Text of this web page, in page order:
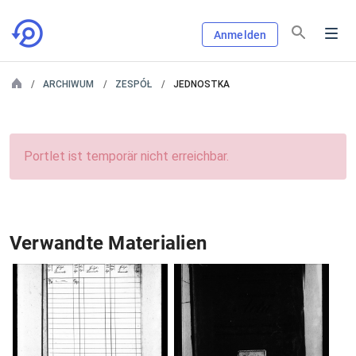
Anmelden
ARCHIWUM ZESPÓŁ JEDNOSTKA
Portlet ist temporär nicht erreichbar.
Verwandte Materialien